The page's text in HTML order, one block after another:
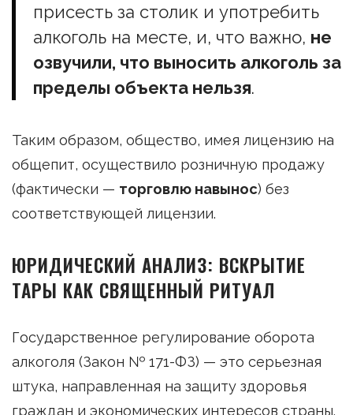
присесть за столик и употребить
алкоголь на месте, и, что важно, не
озвучили, что выносить алкоголь за
пределы объекта нельзя.
Таким образом, общество, имея лицензию на
общепит, осуществило розничную продажу
(фактически — торговлю навынос) без
соответствующей лицензии.
ЮРИДИЧЕСКИЙ АНАЛИЗ: ВСКРЫТИЕ
ТАРЫ КАК СВЯЩЕННЫЙ РИТУАЛ
Государственное регулирование оборота
алкоголя (Закон № 171-ФЗ) — это серьезная
штука, направленная на защиту здоровья
граждан и экономических интересов страны.